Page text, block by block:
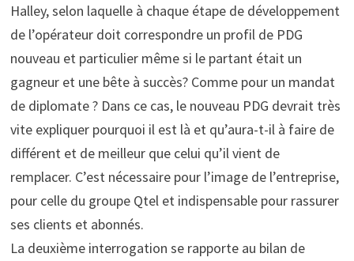
Halley, selon laquelle à chaque étape de développement
de l’opérateur doit correspondre un profil de PDG
nouveau et particulier même si le partant était un
gagneur et une bête à succès? Comme pour un mandat
de diplomate ? Dans ce cas, le nouveau PDG devrait très
vite expliquer pourquoi il est là et qu’aura-t-il à faire de
différent et de meilleur que celui qu’il vient de
remplacer. C’est nécessaire pour l’image de l’entreprise,
pour celle du groupe Qtel et indispensable pour rassurer
ses clients et abonnés.
La deuxième interrogation se rapporte au bilan de